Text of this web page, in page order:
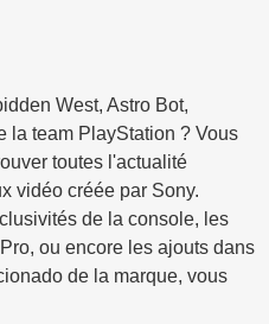
West, Astro Bot,
la team PlayStation ? Vous
toutes l'actualité
vidéo créée par Sony.
de la console, les
ou encore les ajouts dans
de la marque, vous